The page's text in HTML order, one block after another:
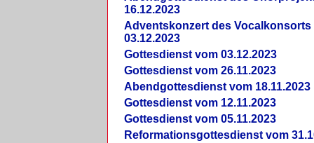
16.12.2023
Adventskonzert des Vocalkonsorts
03.12.2023
Gottesdienst vom 03.12.2023
Gottesdienst vom 26.11.2023
Abendgottesdienst vom 18.11.2023
Gottesdienst vom 12.11.2023
Gottesdienst vom 05.11.2023
Reformationsgottesdienst vom